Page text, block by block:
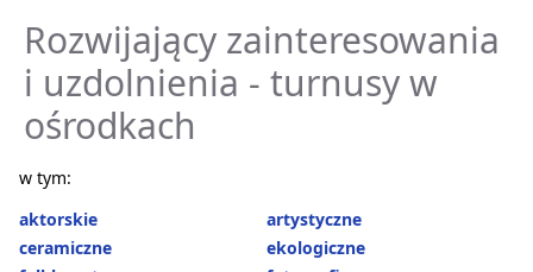
Rozwijający zainteresowania
i uzdolnienia - turnusy w
ośrodkach
w tym:
aktorskie
artystyczne
ceramiczne
ekologiczne